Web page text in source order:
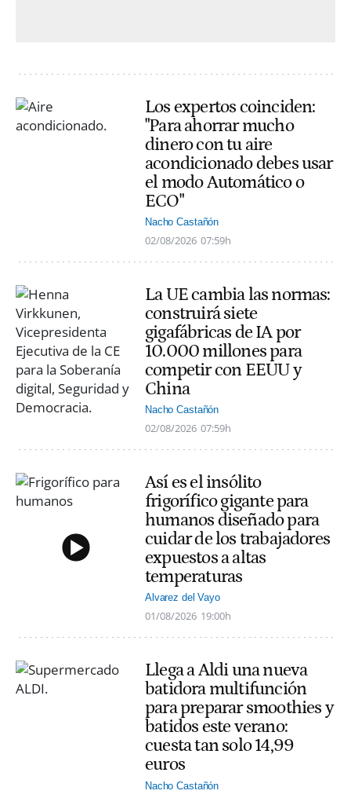
Los expertos coinciden:
"Para ahorrar mucho
dinero con tu aire
acondicionado debes usar
el modo Automático o
ECO"
Nacho Castañón
02/08/2026 07:59h
La UE cambia las normas:
construirá siete
gigafábricas de IA por
10.000 millones para
competir con EEUU y
China
Nacho Castañón
02/08/2026 07:59h
Así es el insólito
frigorífico gigante para
humanos diseñado para
cuidar de los trabajadores
expuestos a altas
temperaturas
Alvarez del Vayo
01/08/2026 19:00h
Llega a Aldi una nueva
batidora multifunción
para preparar smoothies y
batidos este verano:
cuesta tan solo 14,99
euros
Nacho Castañón